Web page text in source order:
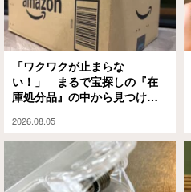
「ワクワクが止まらな
い！」 まるで宝探しの『在
庫処分品』の中から見つけた
2026.08.05